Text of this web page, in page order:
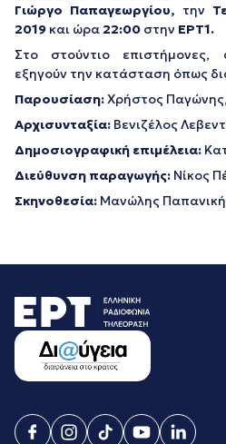
Γιώργο Παπαγεωργίου, την
2019 και ώρα 22:00 στην ΕΡΤ1.
Στο στούντιο επιστήμονες,
εξηγούν την κατάσταση όπως
Παρουσίαση:Χρήστος
Αρχισυνταξία: Βενιζέλος
Δημοσιογραφική επιμέλεια:
Διεύθυνση παραγωγής: Νίκος
Σκηνοθεσία: Μανώλης